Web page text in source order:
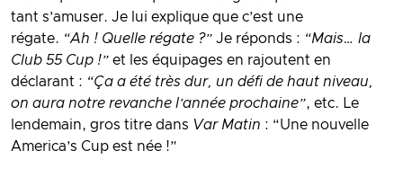
tant s’amuser. Je lui explique que c’est une
régate. “Ah ! Quelle régate ?” Je réponds : “Mais… la
Club 55 Cup !” et les équipages en rajoutent en
déclarant : “Ça a été très dur, un défi de haut niveau,
on aura notre revanche l’année prochaine”, etc. Le
lendemain, gros titre dans Var Matin : “Une nouvelle
America’s Cup est née !”